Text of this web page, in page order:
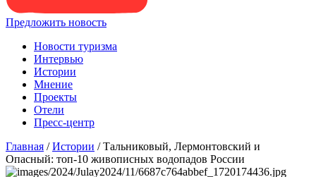
Предложить новость
Новости туризма
Интервью
Истории
Мнение
Проекты
Отели
Пресс-центр
Главная /Истории /Тальниковый, Лермонтовский и
Опасный: топ-10 живописных водопадов России